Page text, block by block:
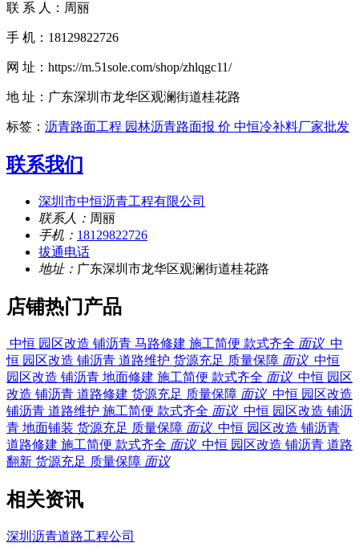
联 系 人：周丽
手 机：18129822726
网 址：https://m.51sole.com/shop/zhlqgc11/
地 址：广东深圳市龙华区观澜街道桂花路
标签： 沥青路面工程 园林沥青路面报 价 中恒冷补料厂家批发
联系我们
深圳市中恒沥青工程有限公司
联系人： 周丽
手机： 18129822726
拔通电话
地址： 广东深圳市龙华区观澜街道桂花路
店铺热门产品
中恒 园区改造 铺沥青 马路修建 施工简便 款式齐全 面议 中
恒 园区改造 铺沥青 道路维护 货源充足 质量保障 面议 中恒
园区改造 铺沥青 地面修建 施工简便 款式齐全 面议 中恒 园区
改造 铺沥青 道路修建 货源充足 质量保障 面议 中恒 园区改造
铺沥青 道路维护 施工简便 款式齐全 面议 中恒 园区改造 铺沥
青 地面铺装 货源充足 质量保障 面议 中恒 园区改造 铺沥青
道路修建 施工简便 款式齐全 面议 中恒 园区改造 铺沥青 道路
翻新 货源充足 质量保障 面议
相关资讯
深圳沥青道路工程公司